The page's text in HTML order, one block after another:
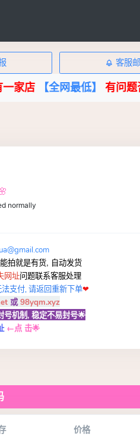
客服
网最低】 有问题咨询网页
normally
能拍就是有货, 自动发货
网址问题联系客服处理
支付, 请返回重新下单❤
或98yqm.xyz
号机制, 稳定不易封号🌟
←点 击🌟
价格